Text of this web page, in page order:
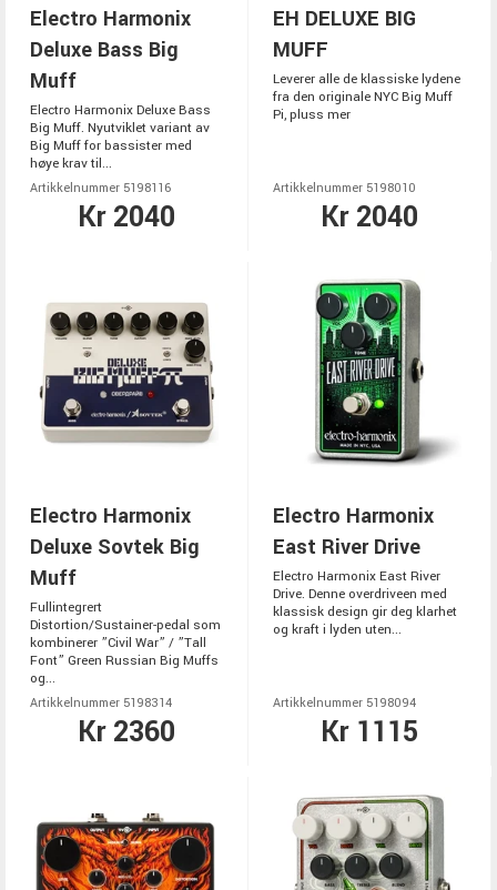
Electro Harmonix
Deluxe Bass Big
Muff
Electro Harmonix Deluxe Bass
Big Muff. Nyutviklet variant av
Big Muff for bassister med
høye krav til...
Artikkelnummer 5198116
Kr 2040
EH DELUXE BIG
MUFF
Leverer alle de klassiske lydene
fra den originale NYC Big Muff
Pi, pluss mer
Artikkelnummer 5198010
Kr 2040
Electro Harmonix
Deluxe Sovtek Big
Muff
Fullintegrert
Distortion/Sustainer-pedal som
kombinerer ”Civil War” / ”Tall
Font” Green Russian Big Muffs
og...
Artikkelnummer 5198314
Kr 2360
Electro Harmonix
East River Drive
Electro Harmonix East River
Drive. Denne overdriveen med
klassisk design gir deg klarhet
og kraft i lyden uten...
Artikkelnummer 5198094
Kr 1115